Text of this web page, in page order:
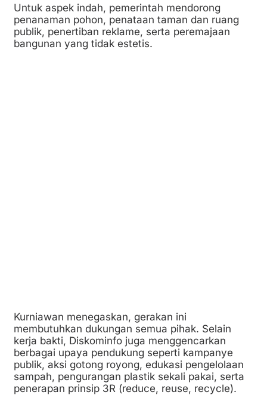
Untuk aspek indah, pemerintah mendorong
penanaman pohon, penataan taman dan ruang
publik, penertiban reklame, serta peremajaan
bangunan yang tidak estetis.
Kurniawan menegaskan, gerakan ini
membutuhkan dukungan semua pihak. Selain
kerja bakti, Diskominfo juga menggencarkan
berbagai upaya pendukung seperti kampanye
publik, aksi gotong royong, edukasi pengelolaan
sampah, pengurangan plastik sekali pakai, serta
penerapan prinsip 3R (reduce, reuse, recycle).